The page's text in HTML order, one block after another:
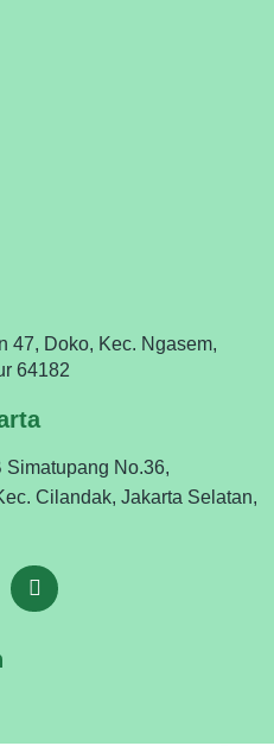
47, Doko, Kec. Ngasem,
64182
Simatupang No.36,
Cilandak, Jakarta Selatan,